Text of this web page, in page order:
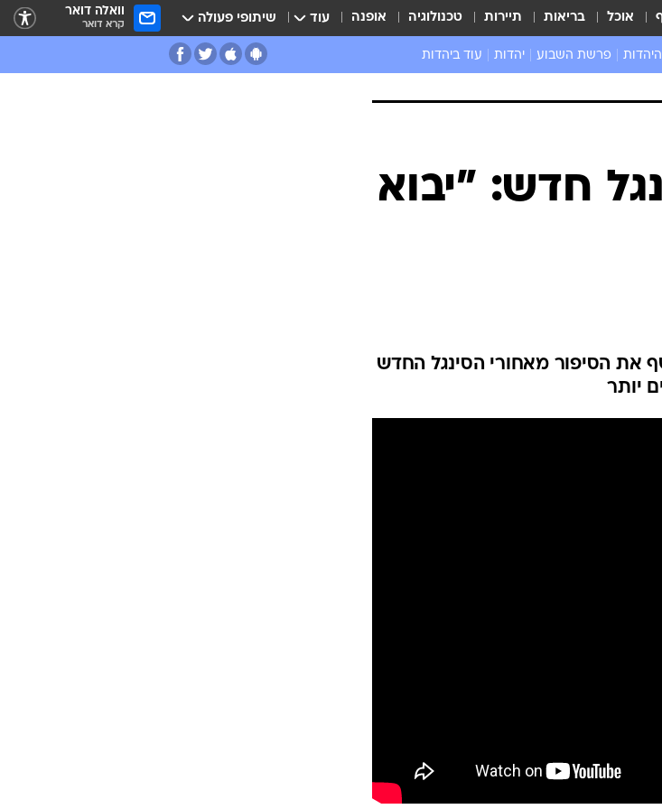
אוכל בריאות תיירות טכנולוגיה אופנה עוד שיתופי פעולה וואלה דואר
קרא דואר
פרשת השבוע יהדות עוד ביהדות
חדש: "יבוא
את הסיפור מאחורי הסינגל החדש
יותר